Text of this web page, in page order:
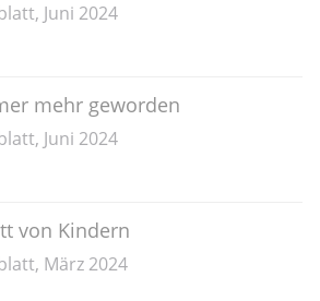
Juni 2024
mehr geworden
Juni 2024
von Kindern
März 2024